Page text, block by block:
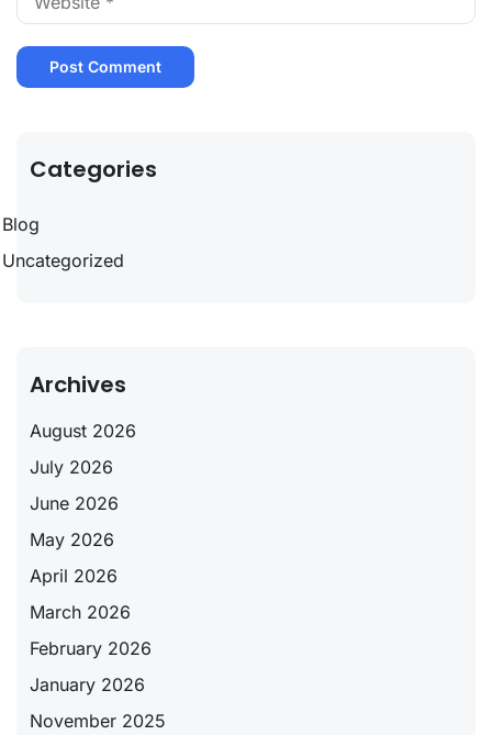
Categories
Blog
Uncategorized
Archives
August 2026
July 2026
June 2026
May 2026
April 2026
March 2026
February 2026
January 2026
November 2025